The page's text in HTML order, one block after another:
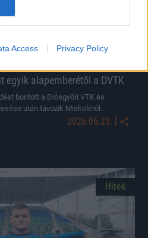
Access Privacy Policy
egyik alapemberétől a DVTK
bontott a Diósgyőri VTK és
után távozik Miskolcról.
2026.06.23. |
Hírek